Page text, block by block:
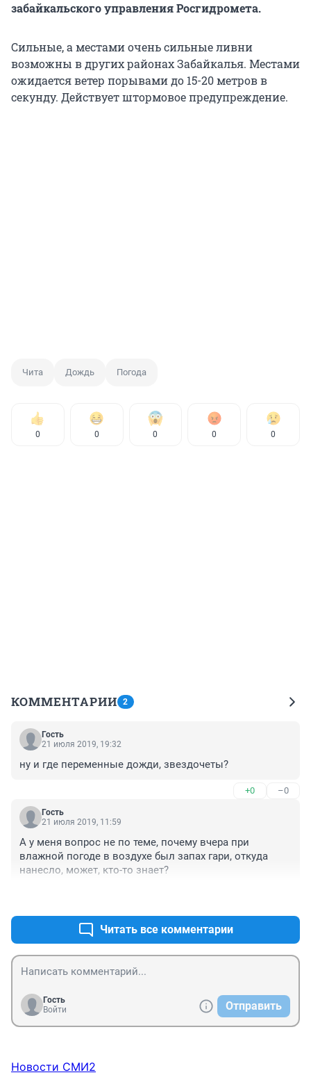
забайкальского управления Росгидромета.
Сильные, а местами очень сильные ливни
возможны в других районах Забайкалья. Местами
ожидается ветер порывами до 15-20 метров в
секунду. Действует штормовое предупреждение.
Чита Дождь Погода
0 0 0 0 0
КОММЕНТАРИИ 2
Гость
21 июля 2019, 19:32
ну и где переменные дожди, звездочеты?
+0 –0
Гость
21 июля 2019, 11:59
А у меня вопрос не по теме, почему вчера при
влажной погоде в воздухе был запах гари, откуда
нанесло, может, кто-то знает?
Читать все комментарии
Гость
Войти
Отправить
Новости СМИ2